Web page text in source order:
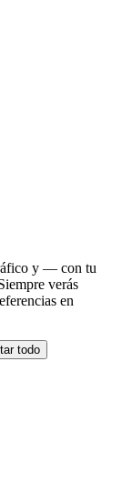
y — con tu
verás
en
todo